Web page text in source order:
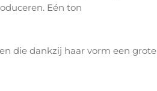
Eén ton
die dankzij haar vorm een grote